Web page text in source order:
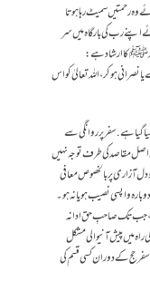
وہ رحمتیں سمیٹ رہا ہوتا
اپنے رب کی بارگاہ میں سر
ﷺ کا ارشاد ہے :
ہوکر، اللہ تعالیٰ کو اس
گیاہے. سفر پر روانگی سے
اصل مقاصد کی طرف توجہ نہیں
آزاری پر بالخصوص معافی
واپسی نصیب ہو یانہ ہو۔
جب تک صاحبِ حق ادانہ
میں پیش آنیوالی مشکل
کے دوران کسی قسم کی